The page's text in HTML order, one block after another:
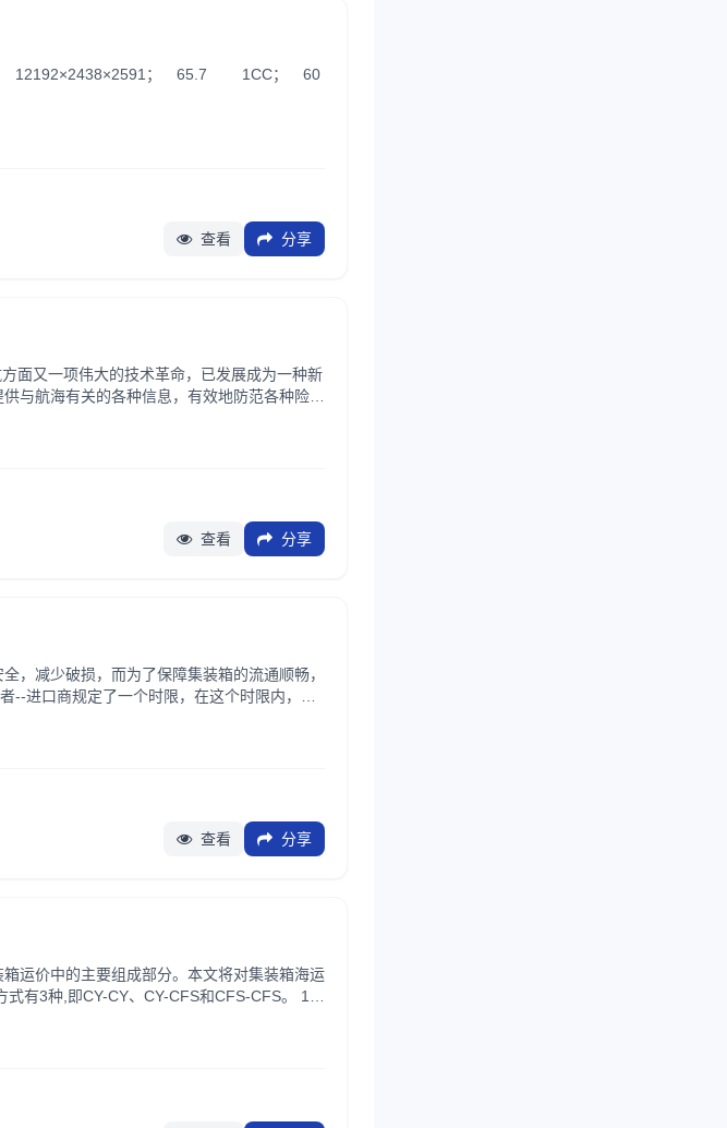
12192×2438×2591； 65.7 1CC； 60
查看 分享
面又一项伟大的技术革命，已发展成为一种新
与航海有关的各种信息，有效地防范各种险
查看 分享
，减少破损，而为了保障集装箱的流通顺畅，
--进口商规定了一个时限，在这个时限内，货
查看 分享
运价中的主要组成部分。本文将对集装箱海运